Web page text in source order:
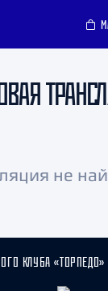
не
КЛУБА «ТОРПЕДО»